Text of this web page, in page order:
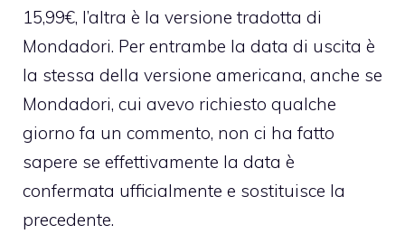
15,99€, l’altra è la versione tradotta di
Mondadori. Per entrambe la data di uscita è
la stessa della versione americana, anche se
Mondadori, cui avevo richiesto qualche
giorno fa un commento, non ci ha fatto
sapere se effettivamente la data è
confermata ufficialmente e sostituisce la
precedente.